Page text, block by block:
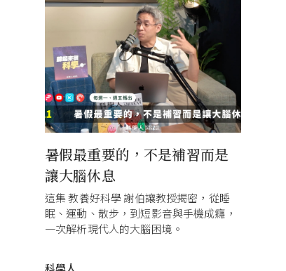
暑假最重要的，不是補習而是
讓大腦休息
這集 教養好科學 謝伯讓教授揭密，從睡
眠、運動、散步，到短影音與手機成癮，
一次解析現代人的大腦困境。
科學人